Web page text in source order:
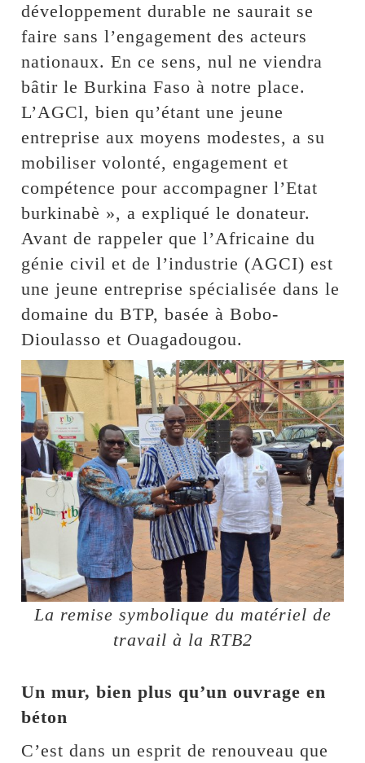
développement durable ne saurait se
faire sans l’engagement des acteurs
nationaux. En ce sens, nul ne viendra
bâtir le Burkina Faso à notre place.
L’AGCl, bien qu’étant une jeune
entreprise aux moyens modestes, a su
mobiliser volonté, engagement et
compétence pour accompagner l’Etat
burkinabè », a expliqué le donateur.
Avant de rappeler que l’Africaine du
génie civil et de l’industrie (AGCI) est
une jeune entreprise spécialisée dans le
domaine du BTP, basée à Bobo-
Dioulasso et Ouagadougou.
La remise symbolique du matériel de
travail à la RTB2
Un mur, bien plus qu’un ouvrage en
béton
C’est dans un esprit de renouveau que